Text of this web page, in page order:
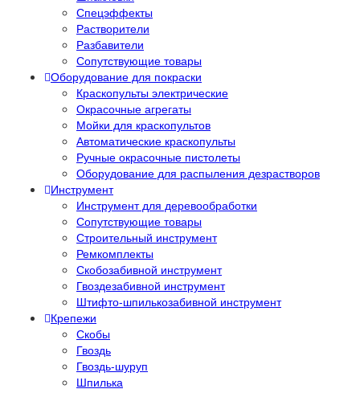
Спецэффекты
Растворители
Разбавители
Сопутствующие товары
Оборудование для покраски
Краскопульты электрические
Окрасочные агрегаты
Мойки для краскопультов
Автоматические краскопульты
Ручные окрасочные пистолеты
Оборудование для распыления дезрастворов
Инструмент
Инструмент для деревообработки
Сопутствующие товары
Строительный инструмент
Ремкомплекты
Скобозабивной инструмент
Гвоздезабивной инструмент
Штифто-шпилькозабивной инструмент
Крепежи
Скобы
Гвоздь
Гвоздь-шуруп
Шпилька